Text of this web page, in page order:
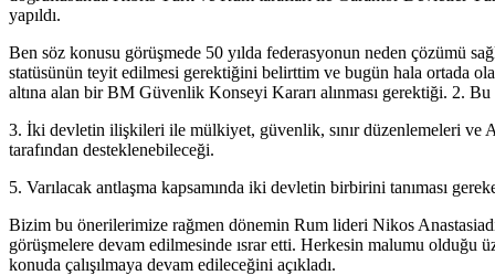
yapıldı.
Ben söz konusu görüşmede 50 yılda federasyonun neden çözümü
statüsünün teyit edilmesi gerektiğini belirttim ve bugün hala ortada
altına alan bir BM Güvenlik Konseyi Kararı alınması gerektiği. 2.
3. İki devletin ilişkileri ile mülkiyet, güvenlik, sınır düzenlemeleri ve
tarafından desteklenebileceği.
5. Varılacak antlaşma kapsamında iki devletin birbirini tanıması
Bizim bu önerilerimize rağmen dönemin Rum lideri Nikos
görüşmelere devam edilmesinde ısrar etti. Herkesin malumu olduğu
konuda çalışılmaya devam edileceğini açıkladı.